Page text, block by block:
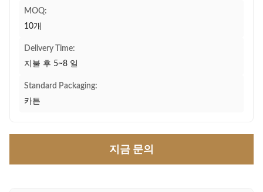
MOQ:
10개
Delivery Time:
지불 후 5~8 일
Standard Packaging:
카튼
지금 문의